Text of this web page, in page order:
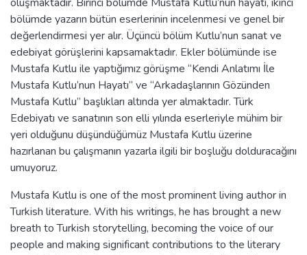
bölümde yazarın bütün eserlerinin incelenmesi ve genel bir
değerlendirmesi yer alır. Üçüncü bölüm Kutlu’nun sanat ve
edebiyat görüşlerini kapsamaktadır. Ekler bölümünde ise
Mustafa Kutlu ile yaptığımız görüşme “Kendi Anlatımı İle
Mustafa Kutlu’nun Hayatı” ve “Arkadaşlarının Gözünden
Mustafa Kutlu” başlıkları altında yer almaktadır. Türk
Edebiyatı ve sanatının son elli yılında eserleriyle mühim bir
yeri olduğunu düşündüğümüz Mustafa Kutlu üzerine
hazırlanan bu çalışmanın yazarla ilgili bir boşluğu dolduracağını
umuyoruz.
Mustafa Kutlu is one of the most prominent living author in
Turkish literature. With his writings, he has brought a new
breath to Turkish storytelling, becoming the voice of our
people and making significant contributions to the literary